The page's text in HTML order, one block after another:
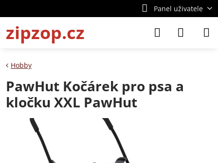
Panel uživatele
zipzop.cz
Hobby
PawHut Kočárek pro psa a
kločku XXL PawHut